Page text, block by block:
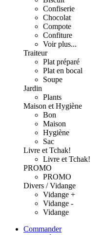
Confiserie
Chocolat
Compote
Confiture
Voir plus...
Traiteur
Plat préparé
Plat en bocal
Soupe
Jardin
Plants
Maison et Hygiène
Bon
Maison
Hygiène
Sac
Livre et Tchak!
Livre et Tchak!
PROMO
PROMO
Divers / Vidange
Vidange +
Vidange -
Vidange
Commander